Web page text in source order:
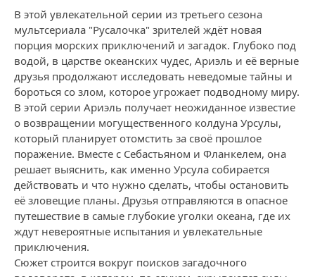
В этой увлекательной серии из третьего сезона
мультсериала "Русалочка" зрителей ждёт новая
порция морских приключений и загадок. Глубоко под
водой, в царстве океанских чудес, Ариэль и её верные
друзья продолжают исследовать неведомые тайны и
бороться со злом, которое угрожает подводному миру.
В этой серии Ариэль получает неожиданное известие
о возвращении могущественного колдуна Урсулы,
который планирует отомстить за своё прошлое
поражение. Вместе с Себастьяном и Фланкелем, она
решает выяснить, как именно Урсула собирается
действовать и что нужно сделать, чтобы остановить
её зловещие планы. Друзья отправляются в опасное
путешествие в самые глубокие уголки океана, где их
ждут невероятные испытания и увлекательные
приключения.
Сюжет строится вокруг поисков загадочного